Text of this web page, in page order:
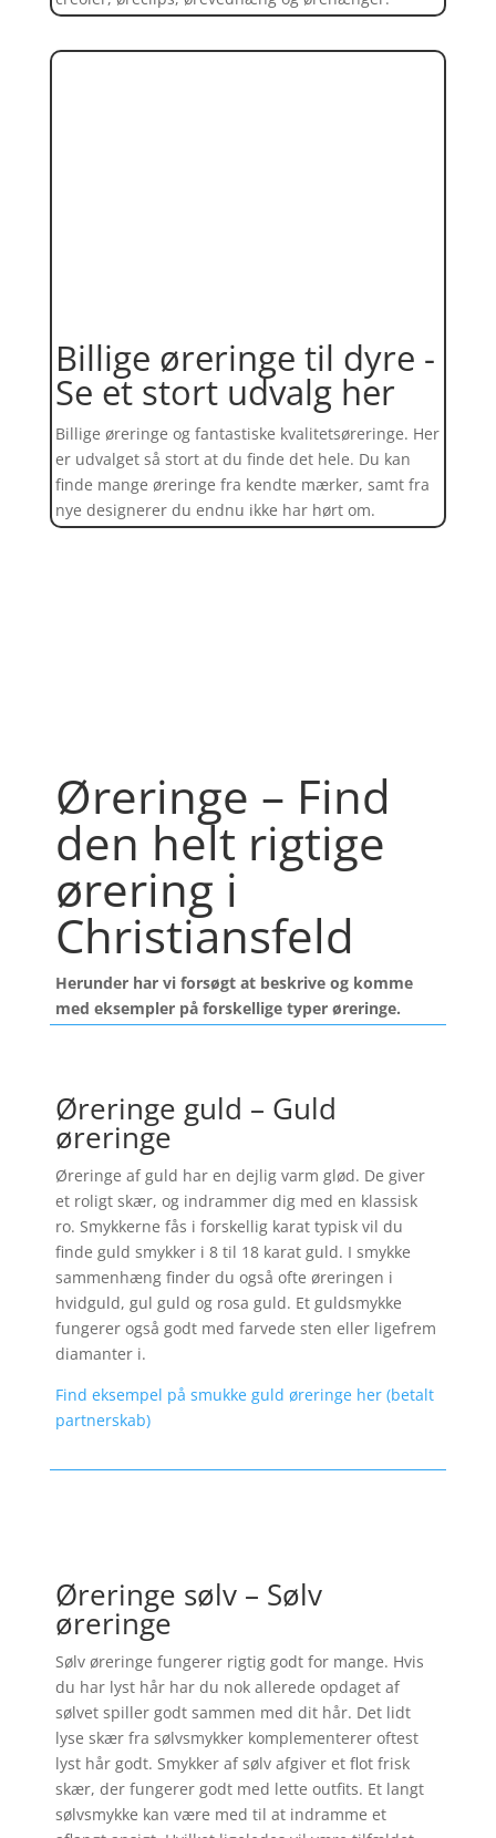
Billige øreringe til dyre -
Se et stort udvalg her
Billige øreringe og fantastiske kvalitetsøreringe. Her
er udvalget så stort at du finde det hele. Du kan
finde mange øreringe fra kendte mærker, samt fra
nye designerer du endnu ikke har hørt om.
Øreringe – Find
den helt rigtige
ørering i
Christiansfeld
Herunder har vi forsøgt at beskrive og komme
med eksempler på forskellige typer øreringe.
Øreringe guld – Guld
øreringe
Øreringe af guld har en dejlig varm glød. De giver
et roligt skær, og indrammer dig med en klassisk
ro. Smykkerne fås i forskellig karat typisk vil du
finde guld smykker i 8 til 18 karat guld. I smykke
sammenhæng finder du også ofte øreringen i
hvidguld, gul guld og rosa guld. Et guldsmykke
fungerer også godt med farvede sten eller ligefrem
diamanter i.
Find eksempel på smukke guld øreringe her (betalt
partnerskab)
Øreringe sølv – Sølv
øreringe
Sølv øreringe fungerer rigtig godt for mange. Hvis
du har lyst hår har du nok allerede opdaget af
sølvet spiller godt sammen med dit hår. Det lidt
lyse skær fra sølvsmykker komplementerer oftest
lyst hår godt. Smykker af sølv afgiver et flot frisk
skær, der fungerer godt med lette outfits. Et langt
sølvsmykke kan være med til at indramme et